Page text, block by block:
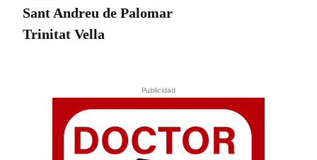
Sant Andreu de Palomar
Trinitat Vella
Publicidad